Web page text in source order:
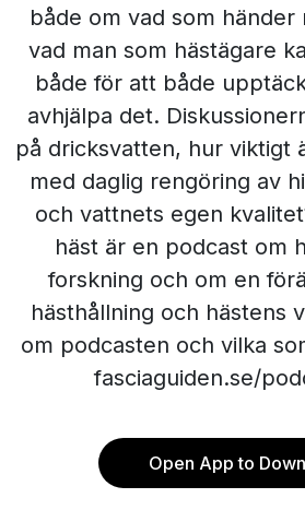
både om vad som
vad man som hästägare
både för att både
avhjälpa det.
på dricksvatten, hur viktigt
med daglig rengöring av
och vattnets egen
häst är en podcast om
forskning och om en
hästhållning och hästens
om podcasten och vilka
fasciaguiden.se/
Open App to